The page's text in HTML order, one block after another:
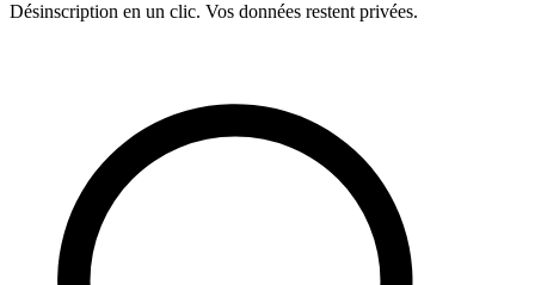
Désinscription en un clic. Vos données restent privées.